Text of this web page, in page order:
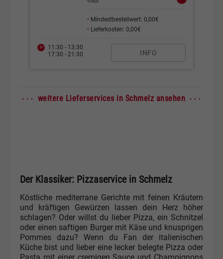
• Mindestbestellwert: 0,00€
• Lieferkosten: 0,00€
11:30 - 13:30
17:30 - 21:30
INFO
· · · weitere Lieferservices in Schmelz ansehen· · ·
Der Klassiker: Pizzaservice in Schmelz
Köstliche mediterrane Gerichte mit feinen Kräutern
und kräftigen Gewürzen lassen dein Herz höher
schlagen? Oder willst du lieber Pizza, ein Schnitzel
oder einen saftigen Burger mit Käse und knusprigen
Pommes dazu? Wenn du Fan der italienischen
Küche bist und lieber eine lecker belegte Pizza oder